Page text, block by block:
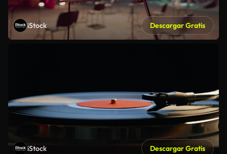
iStock Descargar Gratis
iStock Descargar Gratis